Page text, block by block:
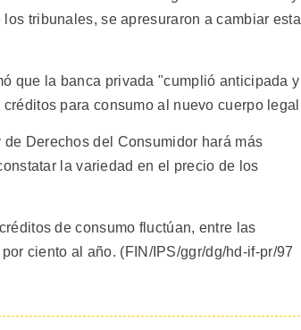
tribunales, se apresuraron a cambiar esta
que la banca privada "cumplió anticipada y
para consumo al nuevo cuerpo
Derechos del Consumidor hará más
la variedad en el precio de los
de consumo fluctúan, entre las
ciento al año. (FIN/IPS/ggr/dg/hd-if-pr/97